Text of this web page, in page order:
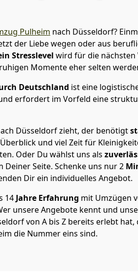
Pulheim nach Düsseldorf?
der Liebe wegen oder aus
Stresslevel wird für die nächsten
Momente eher selten
Deutschland ist eine
erfordert im Vorfeld eine
Düsseldorf zieht, der benötigt
und viel Zeit für
Oder Du wählst uns als
Deiner Seite. Schenke uns nur2
Dir ein individuelles Angebot.
14 Jahre Erfahrung mit Umzügen
unsere Angebote kennt und
von A bis Z bereits erlebt hat,
die Nummer eins sind.